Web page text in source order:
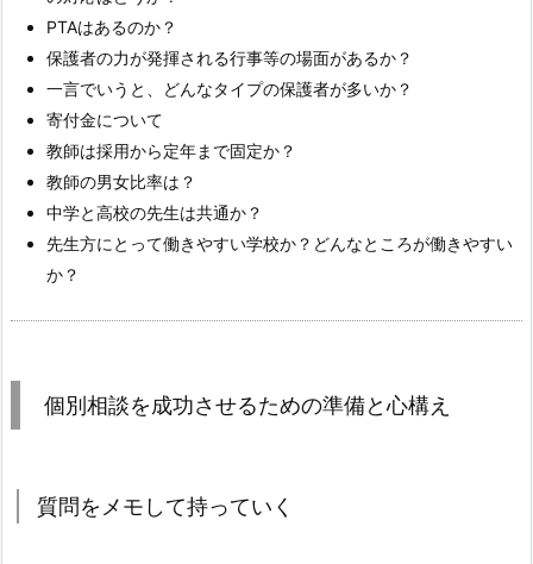
PTAはあるのか？
保護者の力が発揮される行事等の場面があるか？
一言でいうと、どんなタイプの保護者が多いか？
寄付金について
教師は採用から定年まで固定か？
教師の男女比率は？
中学と高校の先生は共通か？
先生方にとって働きやすい学校か？どんなところが働きやすい
か？
個別相談を成功させるための準備と心構え
質問をメモして持っていく